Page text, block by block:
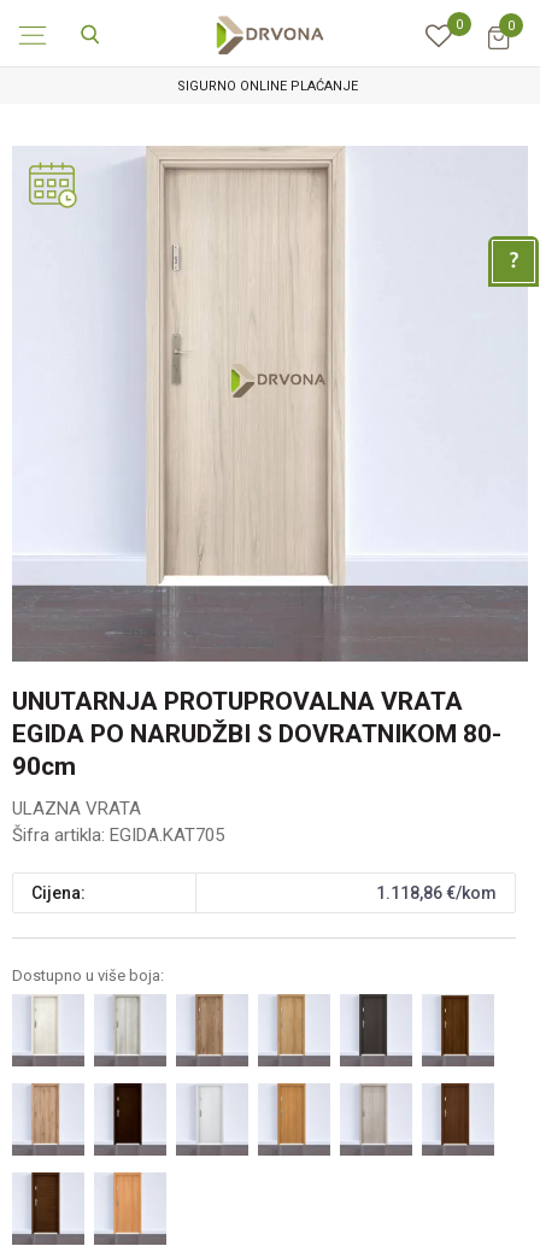
0 0
SIGURNO ONLINE PLAĆANJE
UNUTARNJA PROTUPROVALNA VRATA
EGIDA PO NARUDŽBI S DOVRATNIKOM 80-
90cm
ULAZNA VRATA
Šifra artikla: EGIDA.KAT705
Cijena: 1.118,86€/kom
Dostupno u više boja: